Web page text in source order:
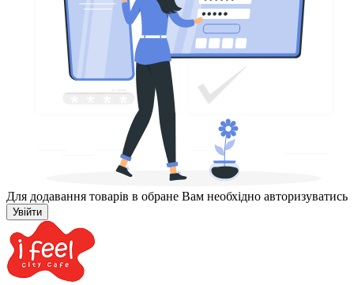
Для додавання товарів в обране Вам необхідно авторизуватись
Увійти